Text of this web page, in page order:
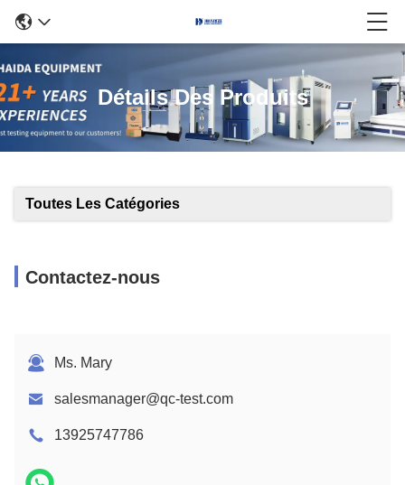
Détails Des Produits
Toutes Les Catégories
Contactez-nous
Ms. Mary
salesmanager@qc-test.com
13925747786